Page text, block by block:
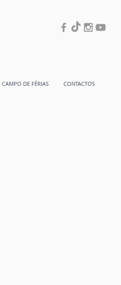
CAMPO DE FÉRIAS CONTACTOS